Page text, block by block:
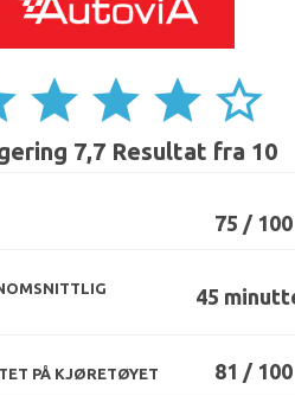
star star star star_border
7,7 Resultat fra 10
75 / 100
45
PÅ KJØRETØYET 81 / 100